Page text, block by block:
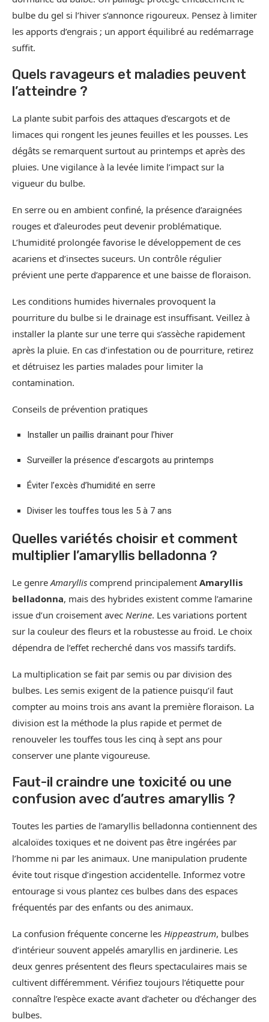
bulbe du gel si l’hiver s’annonce rigoureux. Pensez à limiter
les apports d’engrais ; un apport équilibré au redémarrage
suffit.
Quels ravageurs et maladies peuvent
l’atteindre ?
La plante subit parfois des attaques d’escargots et de
limaces qui rongent les jeunes feuilles et les pousses. Les
dégâts se remarquent surtout au printemps et après des
pluies. Une vigilance à la levée limite l’impact sur la
vigueur du bulbe.
En serre ou en ambient confiné, la présence d’araignées
rouges et d’aleurodes peut devenir problématique.
L’humidité prolongée favorise le développement de ces
acariens et d’insectes suceurs. Un contrôle régulier
prévient une perte d’apparence et une baisse de floraison.
Les conditions humides hivernales provoquent la
pourriture du bulbe si le drainage est insuffisant. Veillez à
installer la plante sur une terre qui s’assèche rapidement
après la pluie. En cas d’infestation ou de pourriture, retirez
et détruisez les parties malades pour limiter la
contamination.
Conseils de prévention pratiques
Installer un paillis drainant pour l’hiver
Surveiller la présence d’escargots au printemps
Éviter l’excès d’humidité en serre
Diviser les touffes tous les 5 à 7 ans
Quelles variétés choisir et comment
multiplier l’amaryllis belladonna ?
Le genreAmaryllis comprend principalement Amaryllis
belladonna, mais des hybrides existent comme l’amarine
issue d’un croisement avec Nerine. Les variations portent
sur la couleur des fleurs et la robustesse au froid. Le choix
dépendra de l’effet recherché dans vos massifs tardifs.
La multiplication se fait par semis ou par division des
bulbes. Les semis exigent de la patience puisqu’il faut
compter au moins trois ans avant la première floraison. La
division est la méthode la plus rapide et permet de
renouveler les touffes tous les cinq à sept ans pour
conserver une plante vigoureuse.
Faut-il craindre une toxicité ou une
confusion avec d’autres amaryllis ?
Toutes les parties de l’amaryllis belladonna contiennent des
alcaloïdes toxiques et ne doivent pas être ingérées par
l’homme ni par les animaux. Une manipulation prudente
évite tout risque d’ingestion accidentelle. Informez votre
entourage si vous plantez ces bulbes dans des espaces
fréquentés par des enfants ou des animaux.
La confusion fréquente concerne les Hippeastrum, bulbes
d’intérieur souvent appelés amaryllis en jardinerie. Les
deux genres présentent des fleurs spectaculaires mais se
cultivent différemment. Vérifiez toujours l’étiquette pour
connaître l’espèce exacte avant d’acheter ou d’échanger des
bulbes.